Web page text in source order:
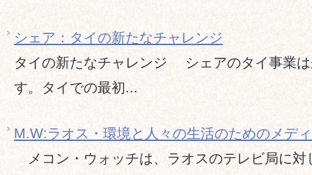
シェア：タイの新たなチャレンジ
タイの新たなチャレンジ シェアのタイ事業
す。タイでの最初...
M.W:ラオス・環境と人々の生活のためのメデ
メコン・ウォッチは、ラオスのテレビ局に対